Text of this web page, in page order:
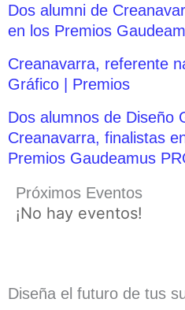
Dos alumni de
en los Premios
Creanavarra, referente
Gráfico | Premios
Dos alumnos de Diseño
Creanavarra, finalistas
Premios Gaudeamus
Próximos Eventos
¡No hay eventos!
Diseña el futuro de tus